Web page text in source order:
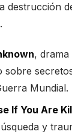
destrucción
,
sobre
Mundial.
If You Are
y